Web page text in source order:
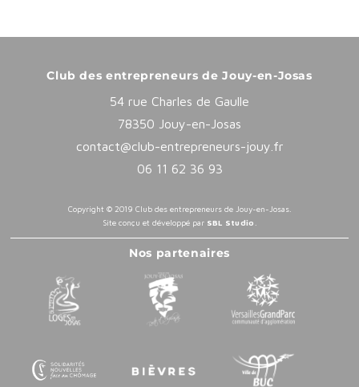
Club des entrepreneurs de Jouy-en-Josas
54 rue Charles de Gaulle
78350 Jouy-en-Josas
contact@club-entrepreneurs-jouy.fr
06 11 62 36 93
Copyright © 2019 Club des entrepreneurs de Jouy-en-Josas.
Site conçu et développé par SBL Studio
Nos partenaires